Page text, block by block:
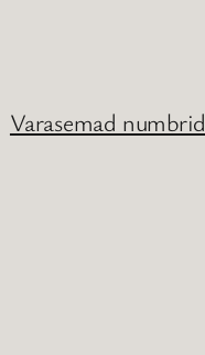
Varasemad numbrid